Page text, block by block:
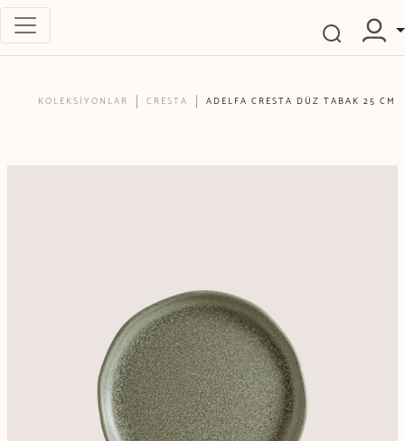
KOLEKSİYONLAR CRESTA ADELFA CRESTA DÜZ TABAK 25 CM